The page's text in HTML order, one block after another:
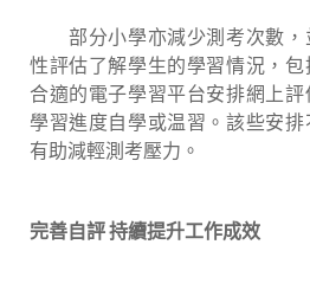
部分小學亦減少測考次數，
性評估了解學生的學習情況，
合適的電子學習平台安排網上
學習進度自學或温習。該些安
有助減輕測考壓力。
完善自評 持續提升工作成效